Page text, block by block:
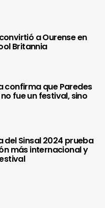
a Ourense en
Britannia
confirma que Paredes
fue un festival, sino
del Sinsal 2024 prueba
más internacional y